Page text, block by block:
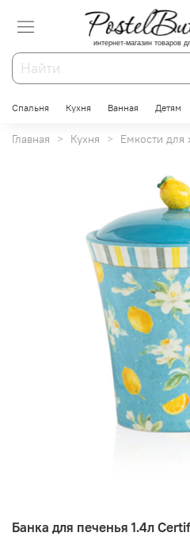
интернет-магазин товаров
Спальня Кухня Ванная Детям
Главная Кухня Емкости для
Банка для печенья 1.4л